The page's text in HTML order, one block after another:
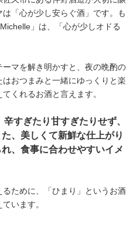
「心が少し安らぐ酒」です。も
」は、「心が少しオドる
ーマを解き明かすと、夜の晩酌の
おつまみと一緒にゆっくりと楽
くれるお酒と言えます。
すぎたり甘すぎたりせず、
、美しくて新鮮な仕上がり
、食事に合わせやすいイメ
ために、「ひまり」というお酒
います。